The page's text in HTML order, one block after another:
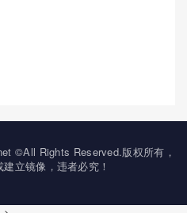
©All Rights Reserved.版权所有，
立镜像，违者必究！